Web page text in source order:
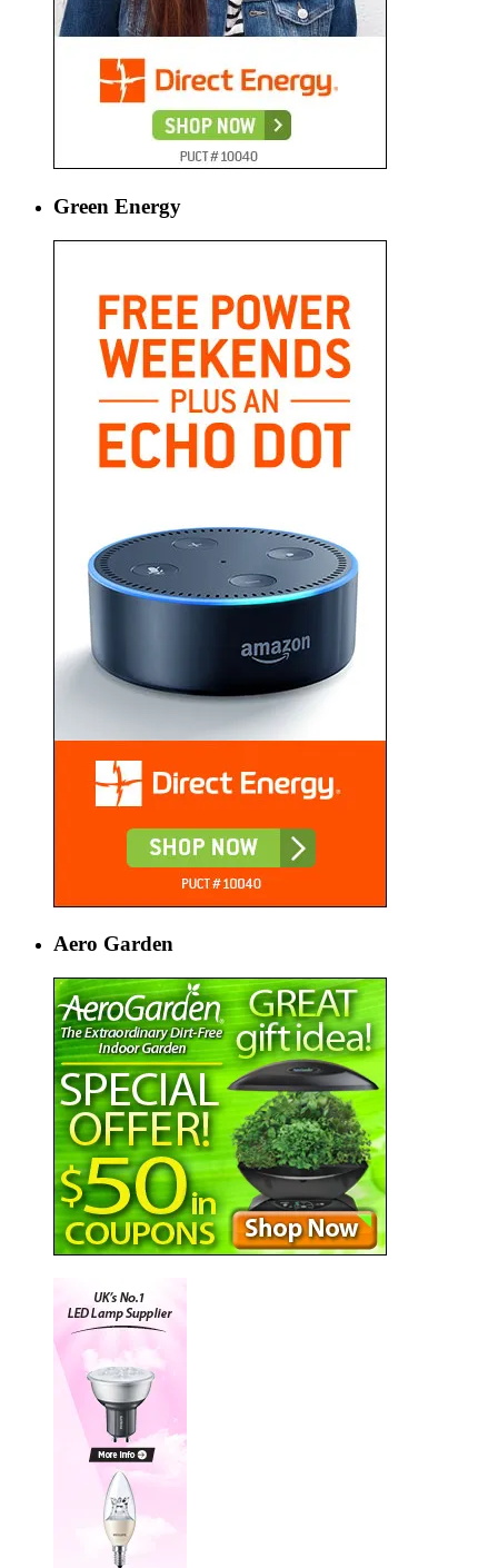
Green Energy
Aero Garden